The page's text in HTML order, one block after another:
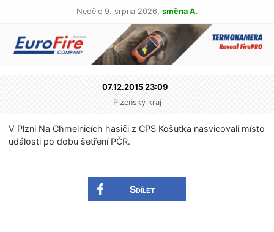
Neděle 9. srpna 2026, směna A.
07.12.2015 23:09
Plzeňský kraj
V Plzni Na Chmelnicích hasiči z CPS Košutka nasvicovali místo
události po dobu šetření PČR.
Sdílet